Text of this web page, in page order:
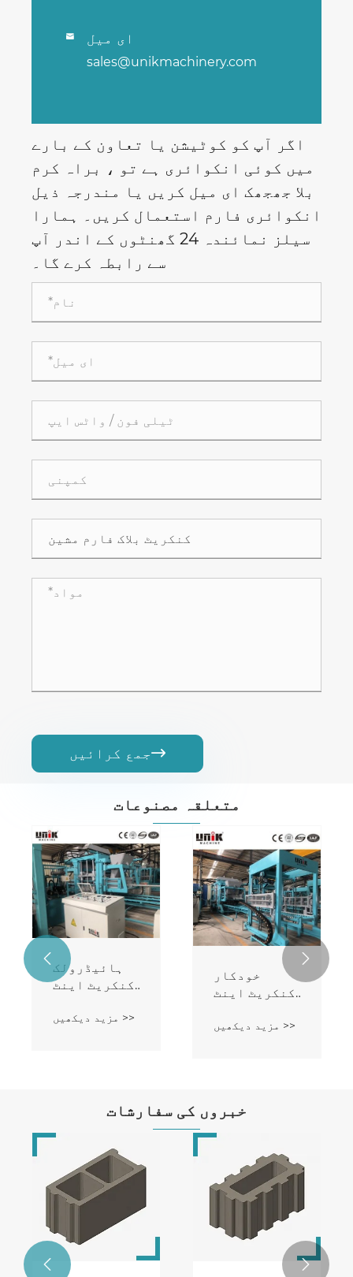
 ای میل
sales@unikmachinery.com
اگر آپ کو کوٹیشن یا تعاون کے بارے
میں کوئی انکوائری ہے تو ، براہ کرم
بلا جھجھک ای میل کریں یا مندرجہ ذیل
انکوائری فارم استعمال کریں۔ ہمارا
سیلز نمائندہ 24 گھنٹوں کے اندر آپ
سے رابطہ کرے گا۔
جمع کرائیں
متعلقہ مصنوعات
ہائیڈرولک
کنکریٹ اینٹ
مشین
مزید دیکھیں >>
خودکار
کنکریٹ اینٹ
مشین
مزید دیکھیں >>
 
خبروں کی سفارشات
 